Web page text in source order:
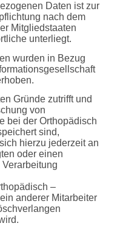
Daten ist zur
nach dem
Mitgliedstaaten
unterliegt.
wurden in Bezug
Gründe zutrifft und
von
bei der Orthopädisch
sind,
hierzu jederzeit an
oder einen
–
anderer Mitarbeiter